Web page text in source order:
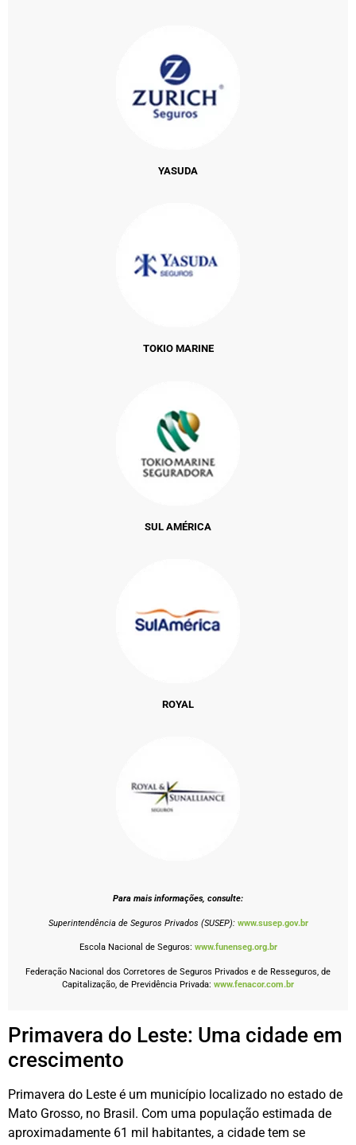
YASUDA
TOKIO MARINE
SUL AMÉRICA
ROYAL
Para mais informações, consulte:
Superintendência de Seguros Privados (SUSEP): www.susep.gov.br
Escola Nacional de Seguros: www.funenseg.org.br
Federação Nacional dos Corretores de Seguros Privados e de Resseguros, de
Capitalização, de Previdência Privada: www.fenacor.com.br
Primavera do Leste: Uma cidade em
crescimento
Primavera do Leste é um município localizado no estado de
Mato Grosso, no Brasil. Com uma população estimada de
aproximadamente 61 mil habitantes, a cidade tem se